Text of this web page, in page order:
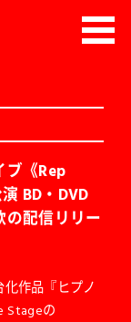
ブ《Rep
BD・DVD
配信リリー
作品『ヒプノ
Stageの